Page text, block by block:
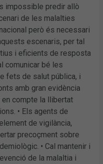
impossible predir allò
de les malalties
però és necessari
escenaris, per tal
i eficients de resposta
comunicar bé les
fets de salut pública, i
amb gran evidència
compte la llibertat
• Els agents de
de vigilància,
precoçment sobre
• Cal mantenir i
de la malaltia i